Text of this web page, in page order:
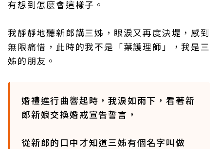
有想到怎麼會這樣子。
我靜靜地聽新郎講三姊，眼淚又再度決堤，感到
無限痛惜，此時的我不是「葉護理師」，我是三
姊的朋友。
婚禮進行曲響起時，我淚如雨下，看著新
郎新娘交換婚戒宣告誓言，
從新郎的口中才知道三姊有個名字叫做